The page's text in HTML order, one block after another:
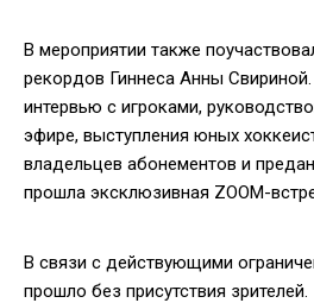
В мероприятии также
рекордов Гиннеса Анны
интервью с игроками,
эфире, выступления юных
владельцев абонементов и
прошла эксклюзивная ZOOM-
В связи с действующими
прошло без присутствия зрителей.